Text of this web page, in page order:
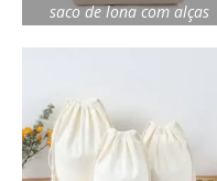
saco de lona com alças